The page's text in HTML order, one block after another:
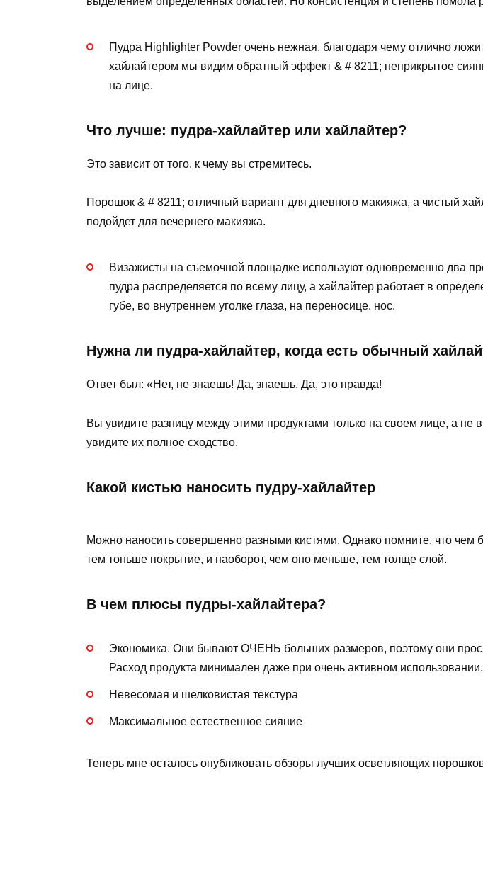
Пудра Highlighter Powder очень нежная, благодаря чему отлично
хайлайтером мы видим обратный эффект & # 8211; неприкрытое
на лице.
Что лучше: пудра-хайлайтер или хайлайтер?
Это зависит от того, к чему вы стремитесь.
Порошок & # 8211; отличный вариант для дневного макияжа, а чистый
подойдет для вечернего макияжа.
Визажисты на съемочной площадке используют одновременно два
пудра распределяется по всему лицу, а хайлайтер работает в
губе, во внутреннем уголке глаза, на переносице. нос.
Нужна ли пудра-хайлайтер, когда есть обычный
Ответ был: «Нет, не знаешь! Да, знаешь. Да, это правда!
Вы увидите разницу между этими продуктами только на своем лице, а не
увидите их полное сходство.
Какой кистью наносить пудру-хайлайтер
Можно наносить совершенно разными кистями. Однако помните, что чем
тем тоньше покрытие, и наоборот, чем оно меньше, тем толще слой.
В чем плюсы пудры-хайлайтера?
Экономика. Они бывают ОЧЕНЬ больших размеров, поэтому они
Расход продукта минимален даже при очень активном использовании.
Невесомая и шелковистая текстура
Максимальное естественное сияние
Теперь мне осталось опубликовать обзоры лучших осветляющих